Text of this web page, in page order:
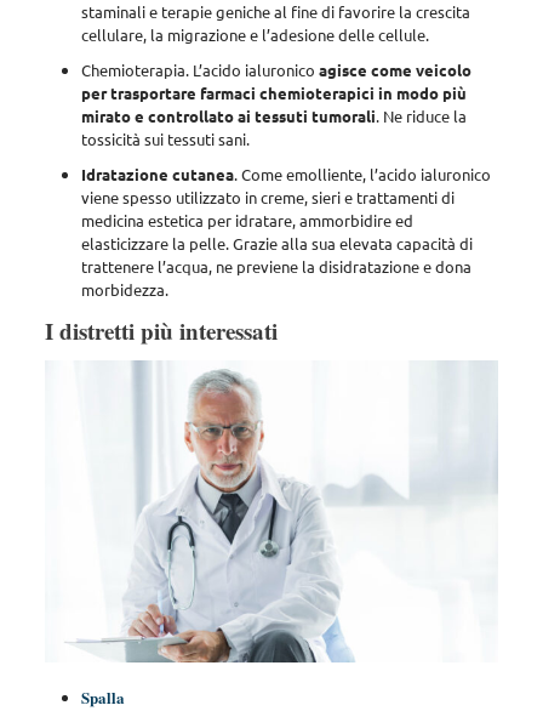
staminali e terapie geniche al fine di favorire la crescita
cellulare, la migrazione e l’adesione delle cellule.
Chemioterapia. L’acido ialuronico agisce come veicolo
per trasportare farmaci chemioterapici in modo più
mirato e controllato ai tessuti tumorali. Ne riduce la
tossicità sui tessuti sani.
Idratazione cutanea. Come emolliente, l’acido ialuronico
viene spesso utilizzato in creme, sieri e trattamenti di
medicina estetica per idratare,ammorbidire ed
elasticizzare la pelle. Grazie alla sua elevata capacità di
trattenere l’acqua, ne previene la disidratazione e dona
morbidezza.
I distretti più interessati
Spalla